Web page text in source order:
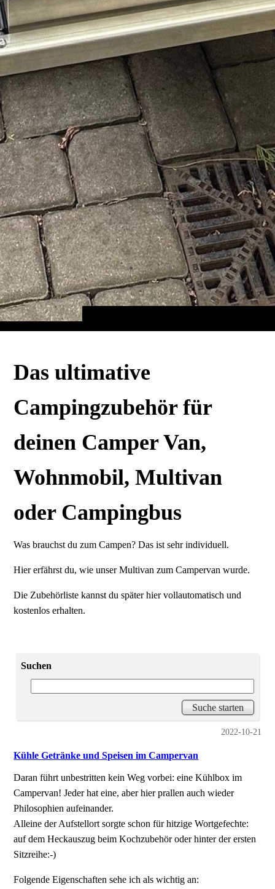
Das ultimative
Campingzubehör für
deinen Camper Van,
Wohnmobil, Multivan
oder Campingbus
Was brauchst du zum Campen? Das ist sehr individuell.
Hier erfährst du, wie unser Multivan zum Campervan wurde.
Die Zubehörliste kannst du später hier vollautomatisch und
kostenlos erhalten.
Suchen
2022-10-21
Kühle Getränke und Speisen im Campervan
Daran führt unbestritten kein Weg vorbei: eine Kühlbox im
Campervan! Jeder hat eine, aber hier prallen auch wieder
Philosophien aufeinander.
Alleine der Aufstellort sorgte schon für hitzige Wortgefechte:
auf dem Heckauszug beim Kochzubehör oder hinter der ersten
Sitzreihe:-)
Folgende Eigenschaften sehe ich als wichtig an: